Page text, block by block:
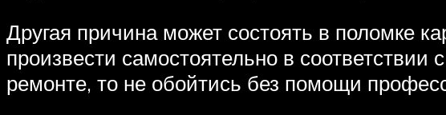
Другая причина может состоять в поломке
произвести самостоятельно в
ремонте, то не обойтись без помощи